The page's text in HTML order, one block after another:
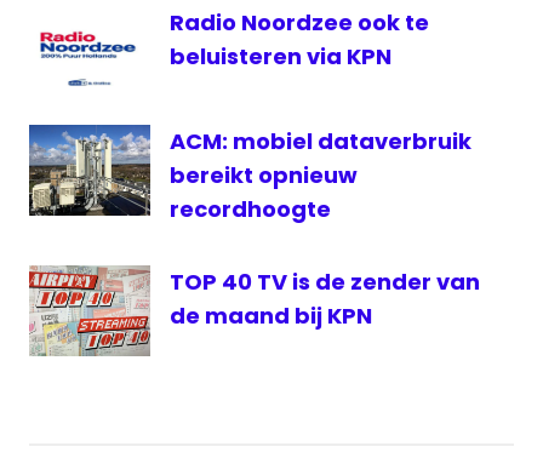
Radio Noordzee ook te
beluisteren via KPN
ACM: mobiel dataverbruik
bereikt opnieuw
recordhoogte
TOP 40 TV is de zender van
de maand bij KPN